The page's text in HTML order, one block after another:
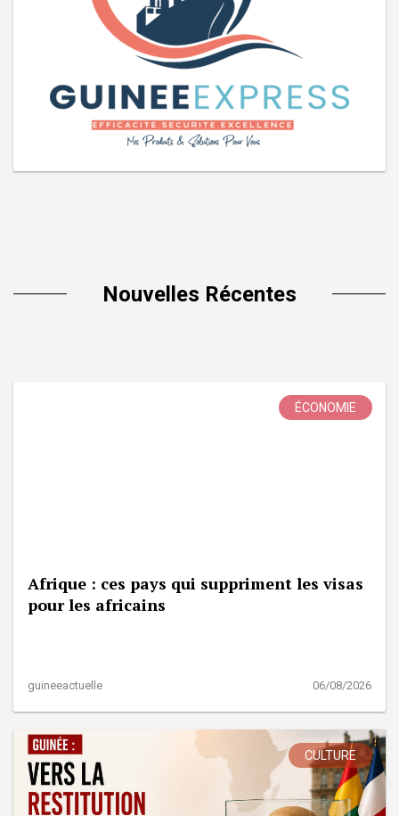
Nouvelles Récentes
ÉCONOMIE
Afrique : ces pays qui suppriment les visas
pour les africains
guineeactuelle 06/08/2026
CULTURE